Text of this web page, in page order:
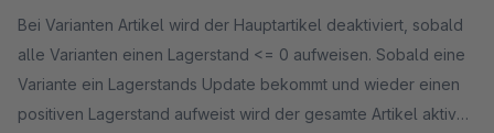
Bei Varianten Artikel wird der Hauptartikel deaktiviert, sobald
alle Varianten einen Lagerstand <= 0 aufweisen. Sobald eine
Variante ein Lagerstands Update bekommt und wieder einen
positiven Lagerstand aufweist wird der gesamte Artikel aktiv